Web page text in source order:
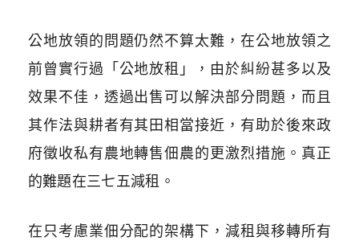
公地放領的問題仍然不算太難，在公地放領之
前曾實行過「公地放租」，由於糾紛甚多以及
效果不佳，透過出售可以解決部分問題，而且
其作法與耕者有其田相當接近，有助於後來政
府徵收私有農地轉售佃農的更激烈措施。真正
的難題在三七五減租。
在只考慮業佃分配的架構下，減租與移轉所有